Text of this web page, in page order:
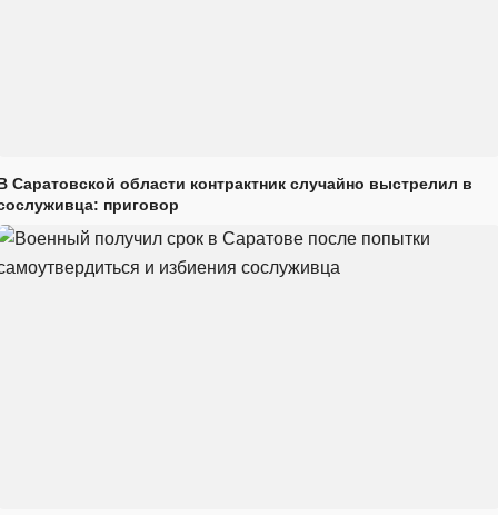
Саратовской области контрактник случайно выстрелил в
приговор